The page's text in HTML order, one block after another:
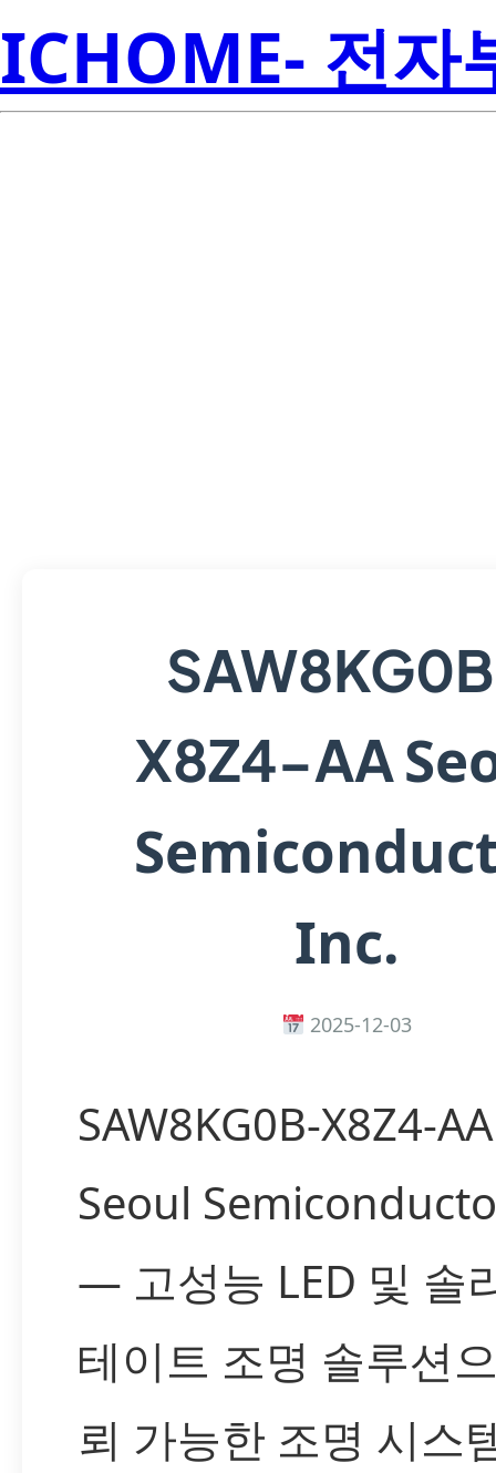
ICHOME- 전자
X8Z4-AA
Inc.
2025-12-03
SAW8KG0B-X8Z4-
Seoul
— 고성능 LED 및 솔
테이트 조명 솔루션
뢰 가능한 조명 시스